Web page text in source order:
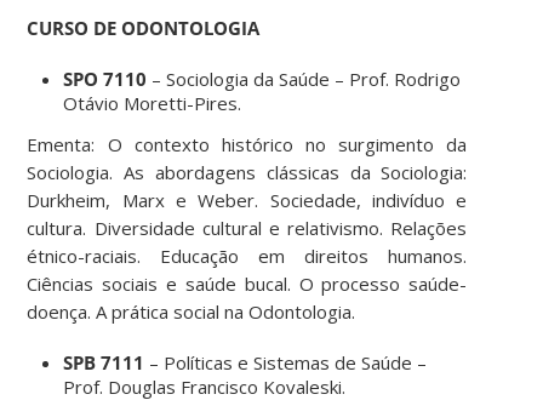
CURSO DE ODONTOLOGIA
SPO 7110 – Sociologia da Saúde – Prof. Rodrigo
Otávio Moretti-Pires.
Ementa: O contexto histórico no surgimento da
Sociologia. As abordagens clássicas da Sociologia:
Durkheim, Marx e Weber. Sociedade, indivíduo e
cultura. Diversidade cultural e relativismo. Relações
étnico-raciais. Educação em direitos humanos.
Ciências sociais e saúde bucal. O processo saúde-
doença. A prática social na Odontologia.
SPB 7111 – Políticas e Sistemas de Saúde –
Prof. Douglas Francisco Kovaleski.